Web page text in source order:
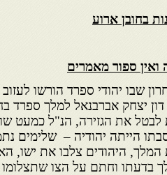
בחובן ארוע
ואין ספור מאמרים
היום האחרון שבו יהודי ספרד הורשו
לבטל את הגזירה, הנ"ל כמעט
הייתה יהודיה – שלימים
המלך, היהודים צלבו את
בדעתו וחתם על הצו שתצלומו